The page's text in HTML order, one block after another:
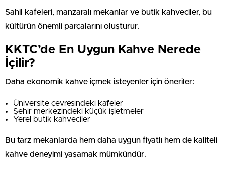
Sahil kafeleri, manzaralı mekanlar ve butik kahveciler, bu
kültürün önemli parçalarını oluşturur.
KKTC’de En Uygun Kahve Nerede
İçilir?
Daha ekonomik kahve içmek isteyenler için öneriler:
Üniversite çevresindeki kafeler
Şehir merkezindeki küçük işletmeler
Yerel butik kahveciler
Bu tarz mekanlarda hem daha uygun fiyatlı hem de kaliteli
kahve deneyimi yaşamak mümkündür.